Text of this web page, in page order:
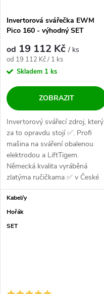
Invertorová svářečka EWM
Pico 160 - výhodný SET
od 19 112 Kč/ ks
Měrná cena:
od 19 112 Kč / 1 ks
Skladem 1 ks
ZOBRAZIT
Invertorový svářecí zdroj, který
za to opravdu stojí ✅. Profi
mašina na sváření obalenou
elektrodou a LiftTigem.
Německá kvalita vyráběná
zlatýma ručičkama ✅ v České
Republice....
Kabel/y
Hořák
SET